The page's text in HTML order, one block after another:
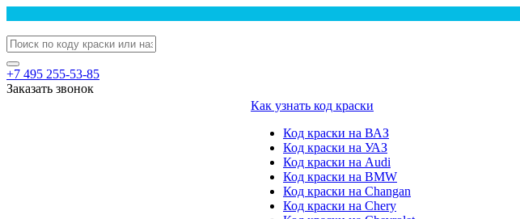
+7 495 255-53-85
Заказать звонок
Как узнать код краски
Код краски на ВАЗ
Код краски на УАЗ
Код краски на Audi
Код краски на BMW
Код краски на Changan
Код краски на Chery